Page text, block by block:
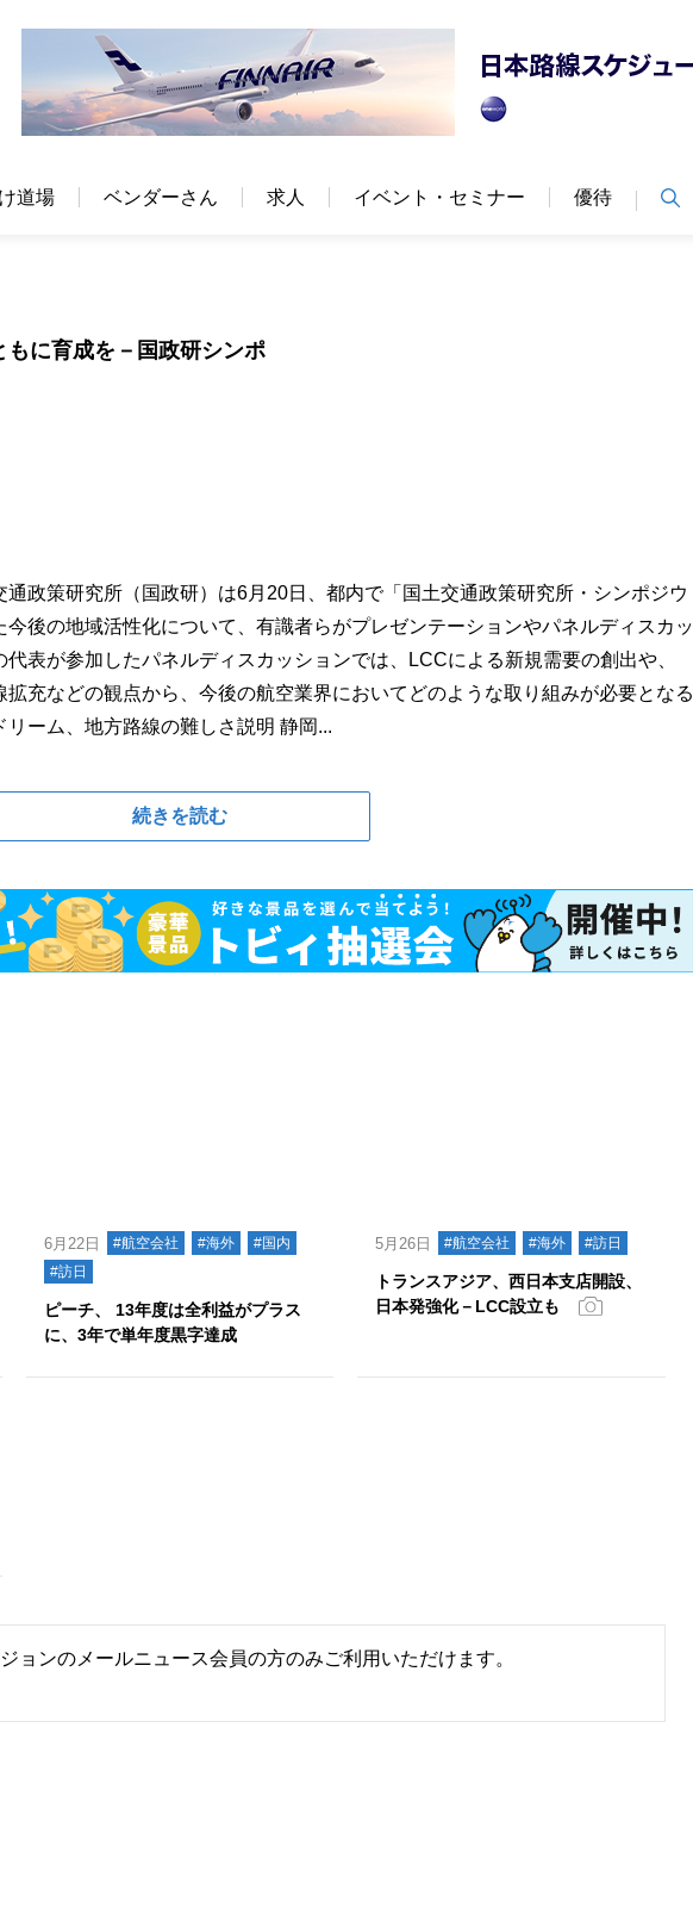
道場 ベンダーさん 求人 イベント・セミナー 優待
に育成を－国政研シンポ
政策研究所（国政研）は6月20日、都内で「国土交通政策研究所・シンポジウ
後の地域活性化について、有識者らがプレゼンテーションやパネルディスカッ
表が参加したパネルディスカッションでは、LCCによる新規需要の創出や、
充などの観点から、今後の航空業界においてどのような取り組みが必要となる
ーム、地方路線の難しさ説明 静岡...
続きを読む
6月22日 #航空会社 #海外
#国内
#訪日
ピーチ、 13年度は全利益がプラス
に、3年で単年度黒字達成
5月26日 #航空会社 #海外 #訪日
トランスアジア、西日本支店開設、
日本発強化－LCC設立も
ョンのメールニュース会員の方のみご利用いただけます。